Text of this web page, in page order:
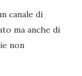
canale di
ma anche di
non